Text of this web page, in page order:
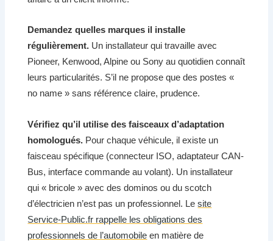
Demandez quelles marques il installe
régulièrement. Un installateur qui travaille avec
Pioneer, Kenwood, Alpine ou Sony au quotidien connaît
leurs particularités. S’il ne propose que des postes «
no name » sans référence claire, prudence.
Vérifiez qu’il utilise des faisceaux d’adaptation
homologués. Pour chaque véhicule, il existe un
faisceau spécifique (connecteur ISO, adaptateur CAN-
Bus, interface commande au volant). Un installateur
qui « bricole » avec des dominos ou du scotch
d’électricien n’est pas un professionnel. Lesite
Service-Public.fr rappelle les obligations des
professionnels de l’automobile en matière de